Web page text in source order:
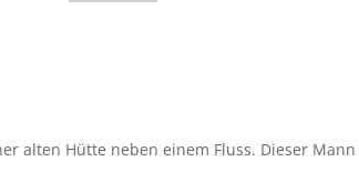
alten Hütte neben einem Fluss. Dieser